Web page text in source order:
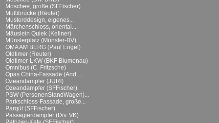
Moschee, große (SFFischer)
Multibrücke (Reuter)
Musterddesign, eigenes...
Märchenschloss, oriental....
Mäuslein Quiek (Kellner)
Münsterplatz (Münster-BV)
OMA AM BERG (Paul Engel)
Oldtimer (Reuter)
Oldtimer-LKW (BKF Blumenau)
Omnibus (C. Fritzsche)
Opas China-Fassade (And....
Ozeandampfer (JURI)
Ozeandampfer (SFFischer)
PSW (PersonenStandWagen)...
Parkschloss-Fassade, große...
Parqüt (SFFischer)
Passagierdampfer (Div. VK)